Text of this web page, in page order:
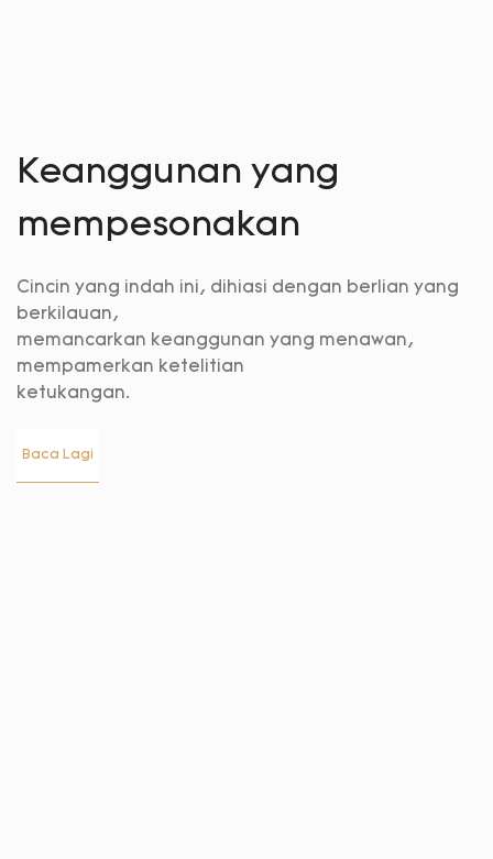
Keanggunan yang
mempesonakan
Cincin yang indah ini, dihiasi dengan berlian yang
berkilauan,
memancarkan keanggunan yang menawan,
mempamerkan ketelitian
ketukangan.
Baca Lagi